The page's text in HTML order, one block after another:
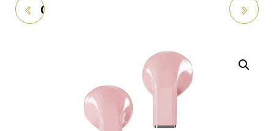
CHARMS POUR
PERLES ET
PENDENTIFS
ARGENT ET
OPALE BLEUE –
COLLECTION